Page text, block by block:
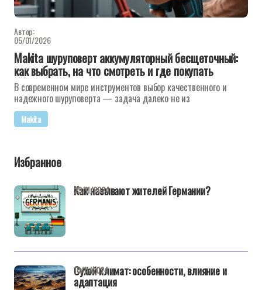
Автор:
05/01/2026
Makita шуруповерт аккумуляторный бесщеточный:
как выбрать, на что смотреть и где покупать
В современном мире инструментов выбор качественного и
надежного шуруповерта — задача далеко не из
Makita
Избранное
Как называют жителей Германии?
29/11/2024
Сухой климат: особенности, влияние и
адаптация
10/11/2024